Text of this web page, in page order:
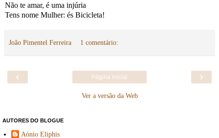
Não te amar, é uma injúria
Tens nome Mulher: és Bicicleta!
João Pimentel Ferreira 1 comentário:
‹ ›
Página inicial
Ver a versão da Web
AUTORES DO BLOGUE
Aónio Eliphis